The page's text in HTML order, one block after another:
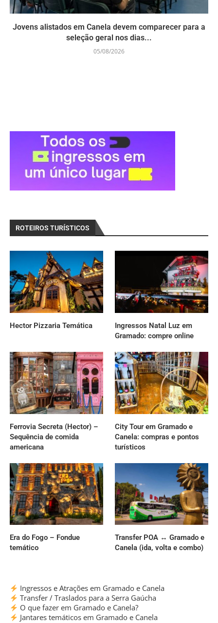
Jovens alistados em Canela devem comparecer para a
seleção geral nos dias...
05/08/2026
ROTEIROS TURÍSTICOS
Hector Pizzaria Temática
Ingressos Natal Luz em
Gramado: compre online
Ferrovia Secreta (Hector) –
Sequência de comida
americana
City Tour em Gramado e
Canela: compras e pontos
turísticos
Era do Fogo – Fondue
temático
Transfer POA ↔ Gramado e
Canela (ida, volta e combo)
Ingressos e Atrações em Gramado e Canela
Transfer / Traslados para a Serra Gaúcha
O que fazer em Gramado e Canela?
Jantares temáticos em Gramado e Canela